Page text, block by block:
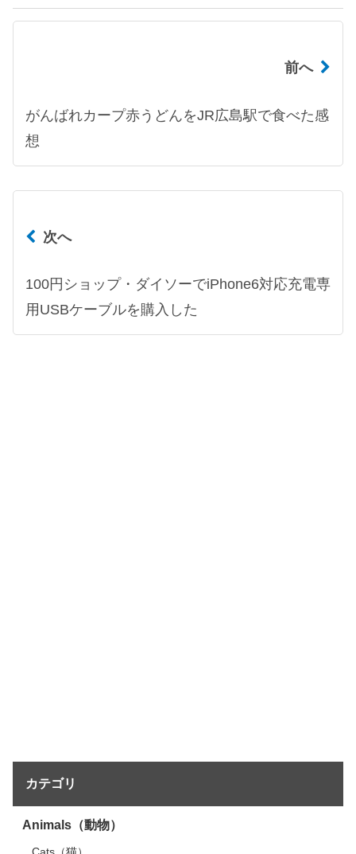
前へ
がんばれカープ赤うどんをJR広島駅で食べた感
想
次へ
100円ショップ・ダイソーでiPhone6対応充電専
用USBケーブルを購入した
カテゴリ
Animals（動物）